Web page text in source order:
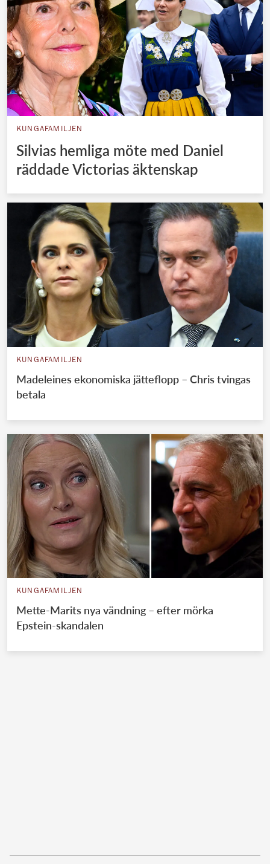
KUNGAFAMILJEN
Silvias hemliga möte med Daniel
räddade Victorias äktenskap
KUNGAFAMILJEN
Madeleines ekonomiska jätteflopp – Chris tvingas
betala
KUNGAFAMILJEN
Mette-Marits nya vändning – efter mörka
Epstein-skandalen